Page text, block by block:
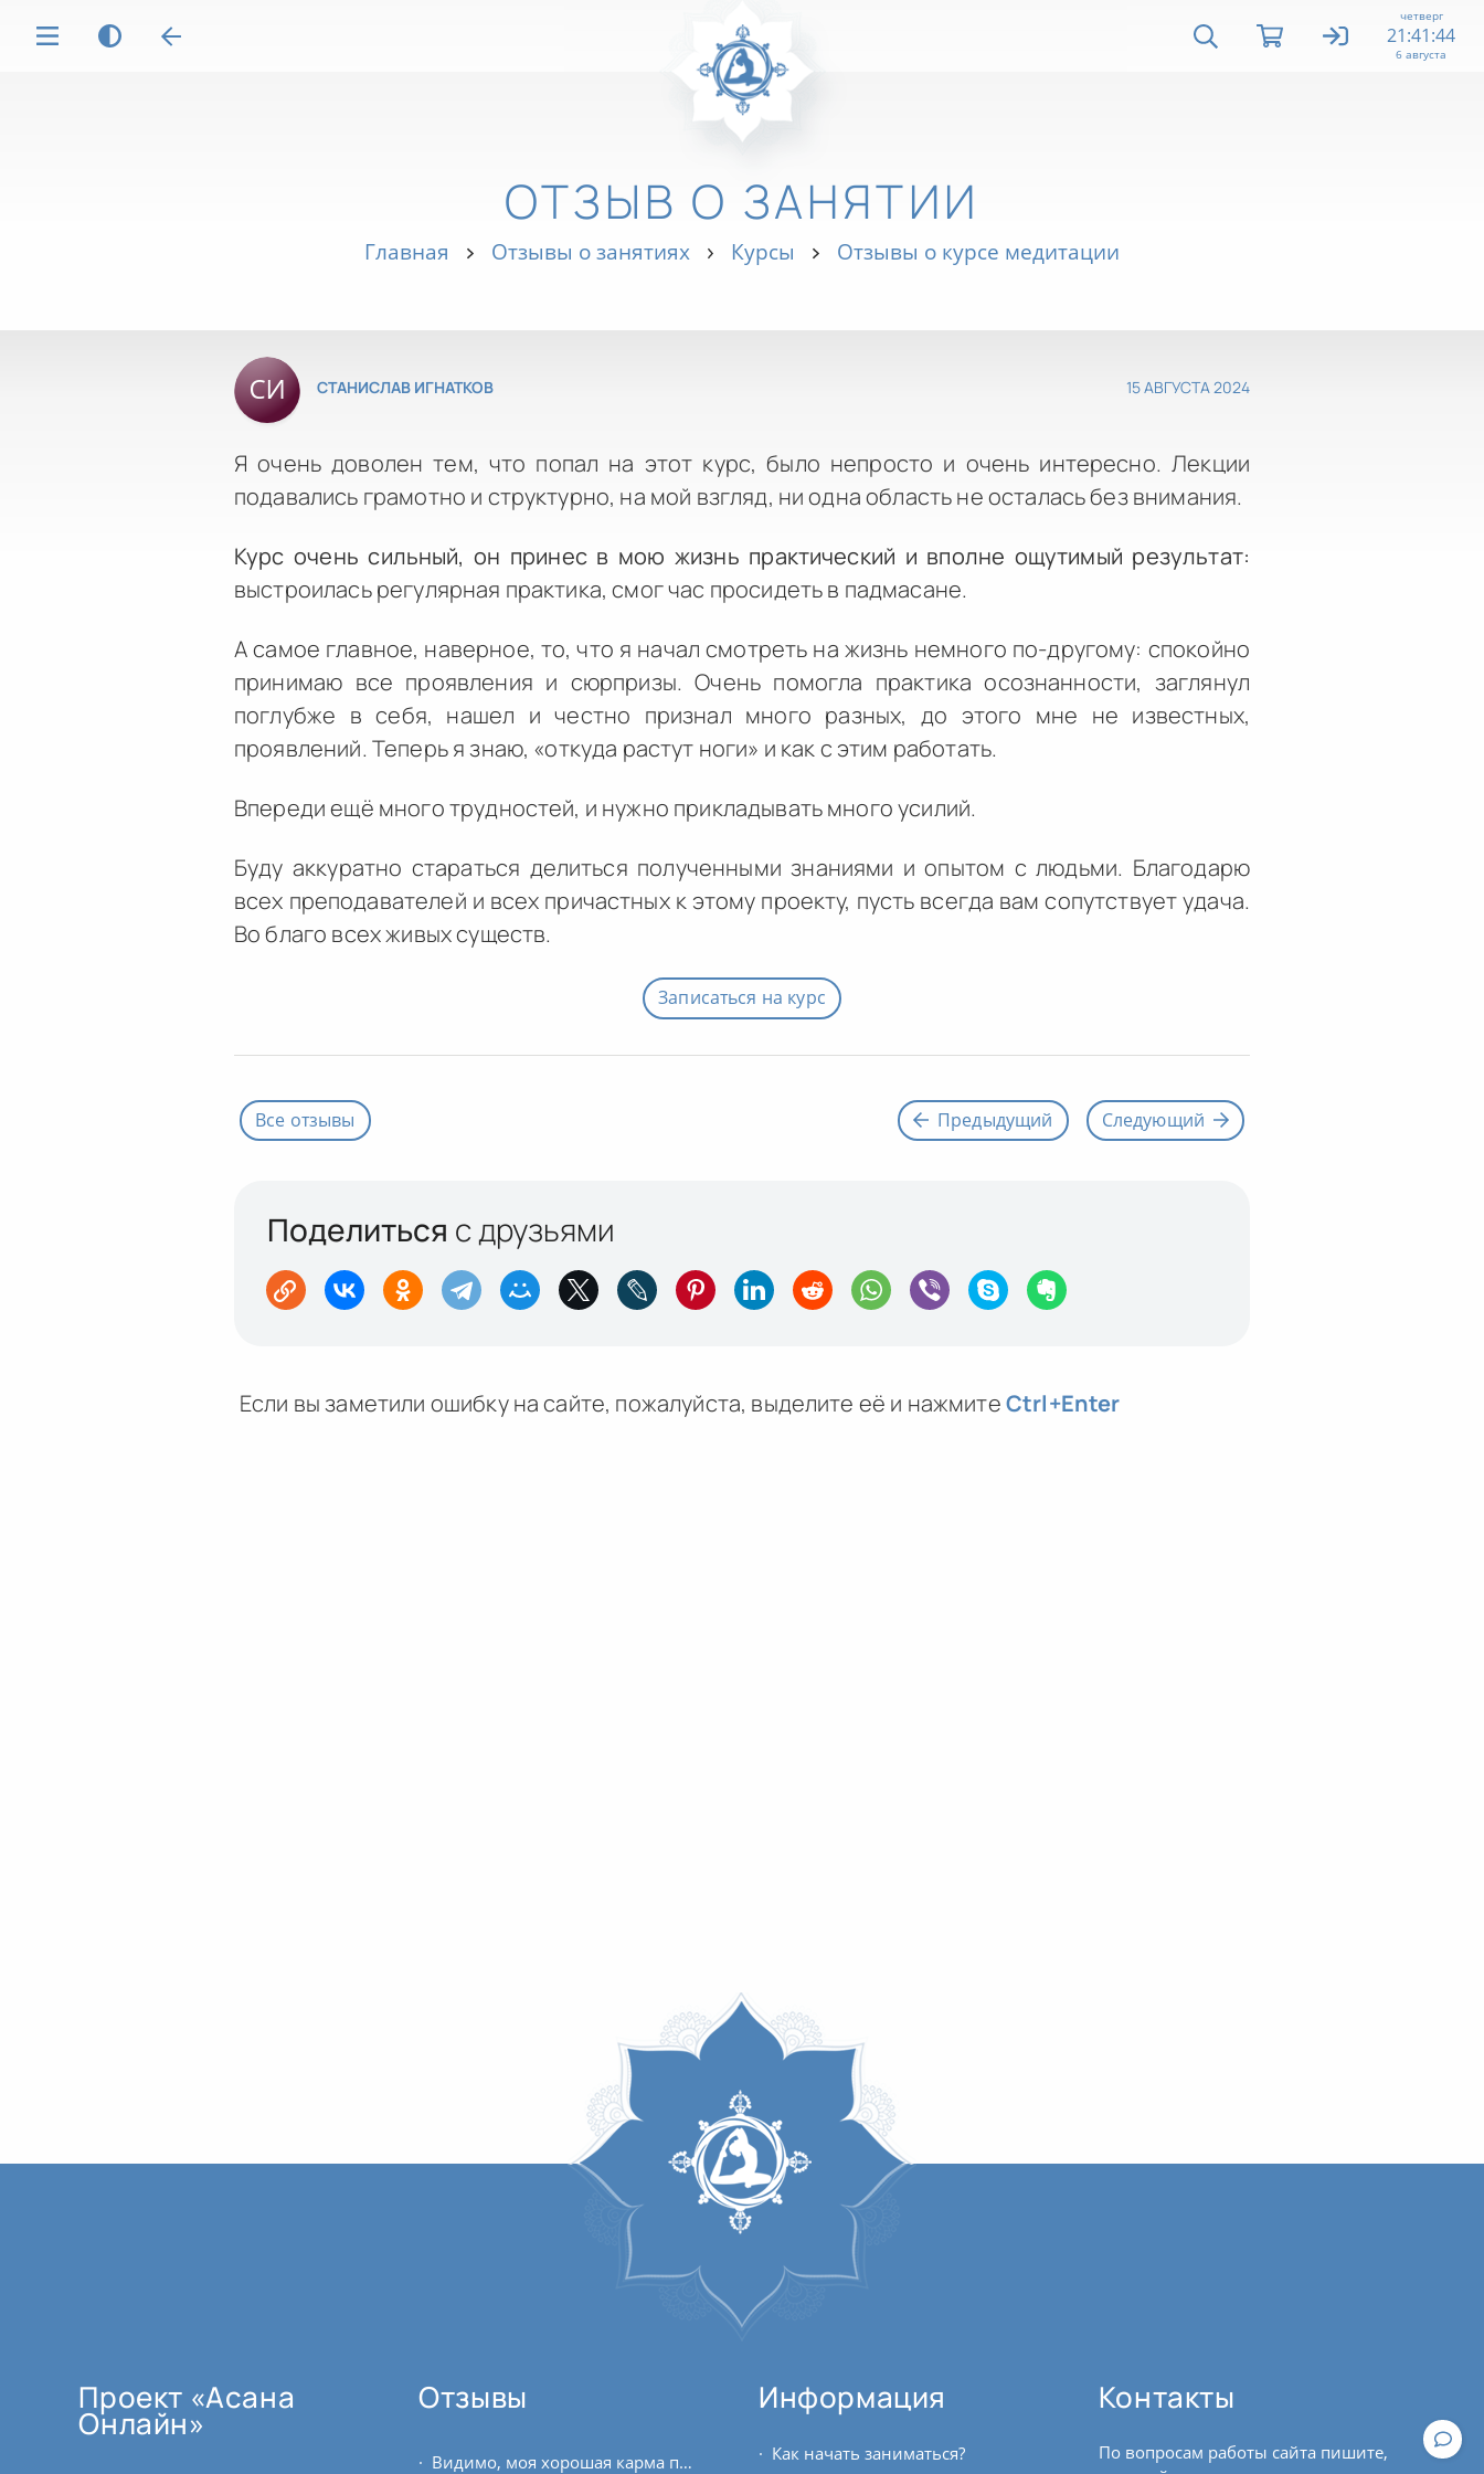
четверг
21:41:45
6 августа
ОТЗЫВ О ЗАНЯТИИ
Главная Отзывы о занятиях Курсы Отзывы о курсе медитации
СТАНИСЛАВ ИГНАТКОВ 15 АВГУСТА 2024
Я очень доволен тем, что попал на этот курс, было непросто и очень интересно. Лекции
подавались грамотно и структурно, на мой взгляд, ни одна область не осталась без внимания.
Курс очень сильный, он принес в мою жизнь практический и вполне ощутимый результат:
выстроилась регулярная практика, смог час просидеть в падмасане.
А самое главное, наверное, то, что я начал смотреть на жизнь немного по-другому: спокойно
принимаю все проявления и сюрпризы. Очень помогла практика осознанности, заглянул
поглубже в себя, нашел и честно признал много разных, до этого мне не известных,
проявлений. Теперь я знаю, «откуда растут ноги» и как с этим работать.
Впереди ещё много трудностей, и нужно прикладывать много усилий.
Буду аккуратно стараться делиться полученными знаниями и опытом с людьми. Благодарю
всех преподавателей и всех причастных к этому проекту, пусть всегда вам сопутствует удача.
Во благо всех живых существ.
Записаться на курс
Предыдущий Следующий
Все отзывы
Поделиться с друзьями
Если вы заметили ошибку на сайте, пожалуйста, выделите её и нажмитеCtrl+Enter
Проект «Асана
Онлайн»
Отзывы
Видимо, моя хорошая карма привела меня именно в этот клуб. Много лет я пыталась практиковать йогу то здесь, то там, и нигде не могла найти то место, куда хотелось бы...
Информация
Как начать заниматься?
Контакты
По вопросам работы сайта пишите,